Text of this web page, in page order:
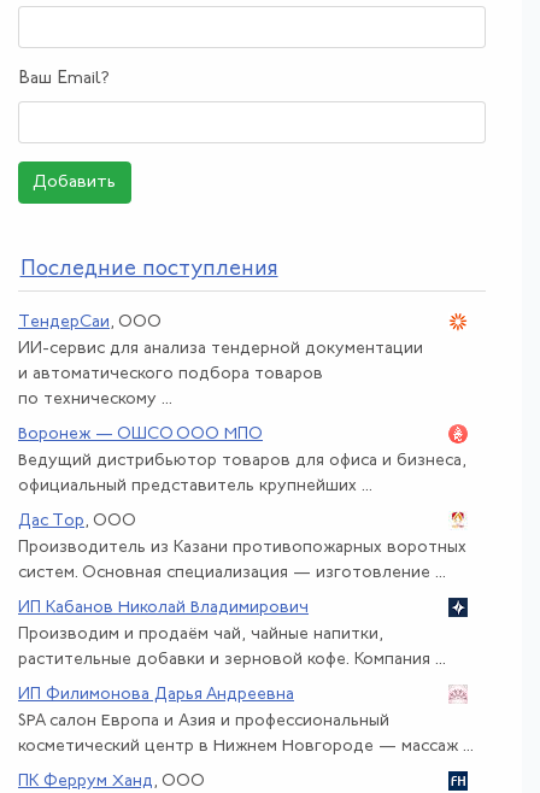
Ваш Email?
Добавить
Последние поступления
ТендерСаи, ООО
ИИ-сервис для анализа тендерной документации
и автоматического подбора товаров
по техническому ...
Воронеж — ОШСО ООО МПО
Ведущий дистрибьютор товаров для офиса и бизнеса,
официальный представитель крупнейших ...
Дас Тор, ООО
Производитель из Казани противопожарных воротных
систем. Основная специализация — изготовление ...
ИП Кабанов Николай Владимирович
Производим и продаём чай, чайные напитки,
растительные добавки и зерновой кофе. Компания ...
ИП Филимонова Дарья Андреевна
SPA салон Европа и Азия и профессиональный
косметический центр в Нижнем Новгороде — массаж ...
ПК Феррум Ханд, ООО